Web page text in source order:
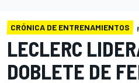
CRÓNICA DE ENTRENAMIENTOS
LECLERC
DOBLETE DE